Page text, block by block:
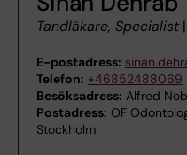
Tandläkare, Specialist |
E-postadress:
Telefon: +46852488069
Besöksadress: Alfred
Postadress: OF
Stockholm